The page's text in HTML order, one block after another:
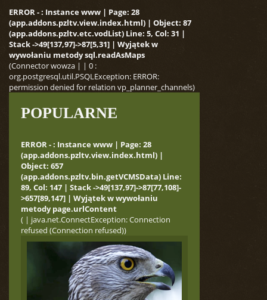
ERROR - : Instance www | Page: 28
(app.addons.pzltv.view.index.html) | Object: 87
(app.addons.pzltv.etc.vodList) Line: 5, Col: 31 |
Stack ->49[137,97]->87[5,31] | Wyjątek w
wywołaniu metody sql.readAsMaps
(Connector wowza | | 0 :
org.postgresql.util.PSQLException: ERROR:
permission denied for relation vp_planner_channels)
POPULARNE
ERROR - : Instance www | Page: 28
(app.addons.pzltv.view.index.html) |
Object: 657
(app.addons.pzltv.bin.getVCMSData) Line:
89, Col: 147 | Stack ->49[137,97]->87[77,108]-
>657[89,147] | Wyjątek w wywołaniu
metody page.urlContent
( | java.net.ConnectException: Connection
refused (Connection refused))